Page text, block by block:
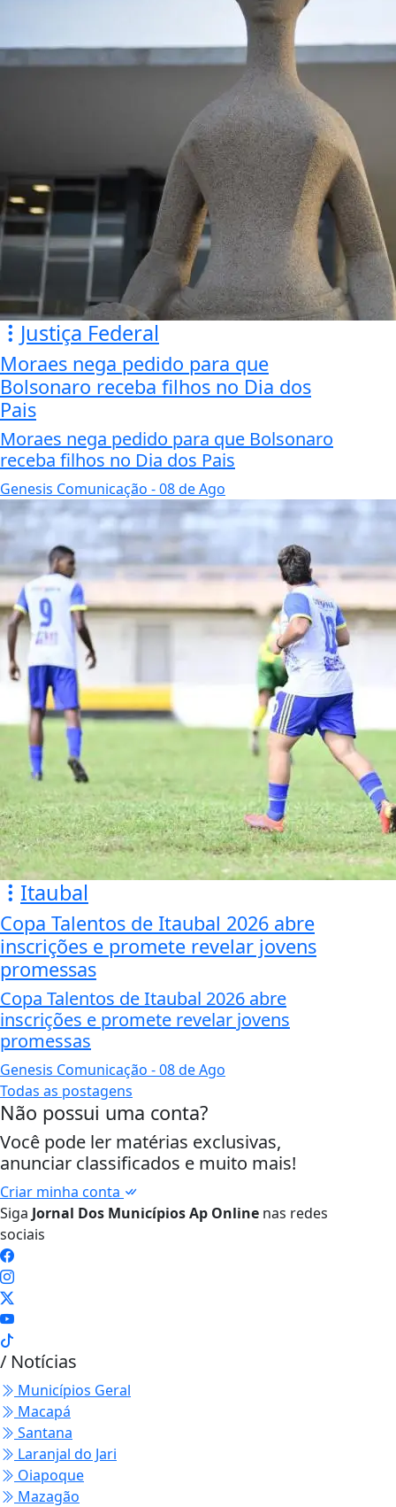
Justiça Federal
Moraes nega pedido para que
Bolsonaro receba filhos no Dia dos
Pais
Moraes nega pedido para que Bolsonaro
receba filhos no Dia dos Pais
Genesis Comunicação - 08 de Ago
Itaubal
Copa Talentos de Itaubal 2026 abre
inscrições e promete revelar jovens
promessas
Copa Talentos de Itaubal 2026 abre
inscrições e promete revelar jovens
promessas
Genesis Comunicação - 08 de Ago
Todas as postagens
Não possui uma conta?
Você pode ler matérias exclusivas,
anunciar classificados e muito mais!
Criar minha conta
Siga Jornal Dos Municípios Ap Online nas redes
sociais
/ Notícias
Municípios Geral
Macapá
Santana
Laranjal do Jari
Oiapoque
Mazagão